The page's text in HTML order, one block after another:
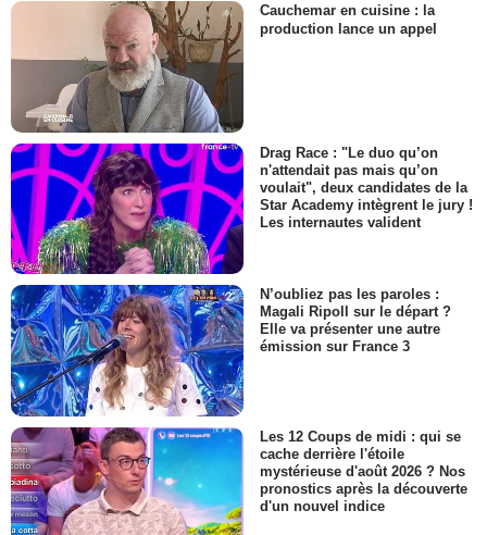
Cauchemar en cuisine : la
production lance un appel
Drag Race : "Le duo qu’on
n'attendait pas mais qu’on
voulait", deux candidates de la
Star Academy intègrent le jury !
Les internautes valident
N’oubliez pas les paroles :
Magali Ripoll sur le départ ?
Elle va présenter une autre
émission sur France 3
Les 12 Coups de midi : qui se
cache derrière l'étoile
mystérieuse d'août 2026 ? Nos
pronostics après la découverte
d'un nouvel indice